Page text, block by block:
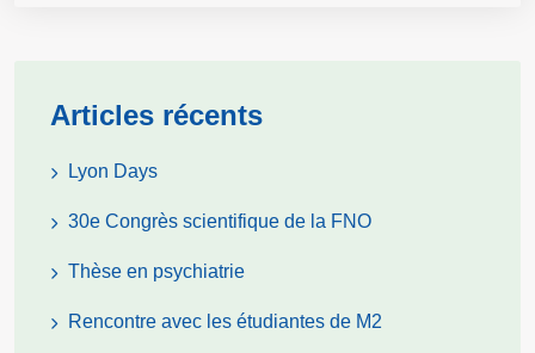
Articles récents
Lyon Days
30e Congrès scientifique de la FNO
Thèse en psychiatrie
Rencontre avec les étudiantes de M2